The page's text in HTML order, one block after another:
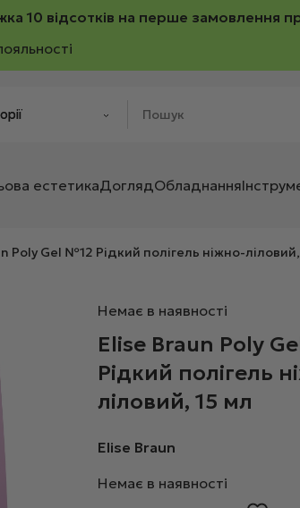
10 відсотків на перше замовлення
естетикаДоглядОбладнання
Poly Gel №12 Рідкий полігель ніжно-
Немає в наявності
Elise Braun Poly
Рідкий полігель
ліловий, 15 мл
Elise Braun
Немає в наявності